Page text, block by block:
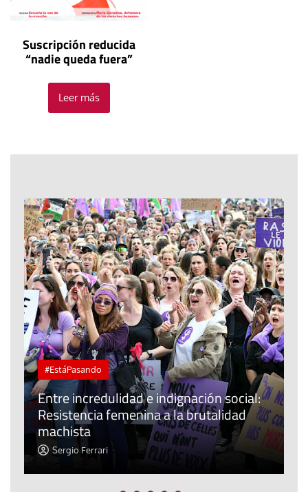
Suscripción reducida
“nadie queda fuera”
Leer más
#EstáPasando
Entre incredulidad e indignación social:
Resistencia femenina a la brutalidad
machista
Sergio Ferrari